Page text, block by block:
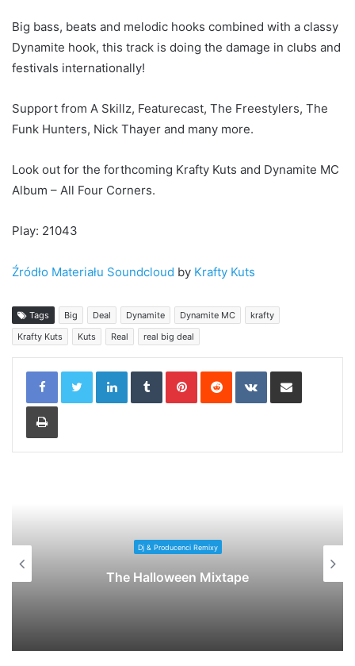
Big bass, beats and melodic hooks combined with a classy
Dynamite hook, this track is doing the damage in clubs and
festivals internationally!
Support from A Skillz, Featurecast, The Freestylers, The
Funk Hunters, Nick Thayer and many more.
Look out for the forthcoming Krafty Kuts and Dynamite MC
Album – All Four Corners.
Play: 21043
Źródło Materiału Soundcloud by Krafty Kuts
Tags Big Deal Dynamite Dynamite MC
krafty
Krafty Kuts
Kuts Real real big deal
LinkedInTumblrPinterestReddit VKontakteShare via Email
Print
Dj & Producenci Remixy
Rub a Dub It (Radio Edit)